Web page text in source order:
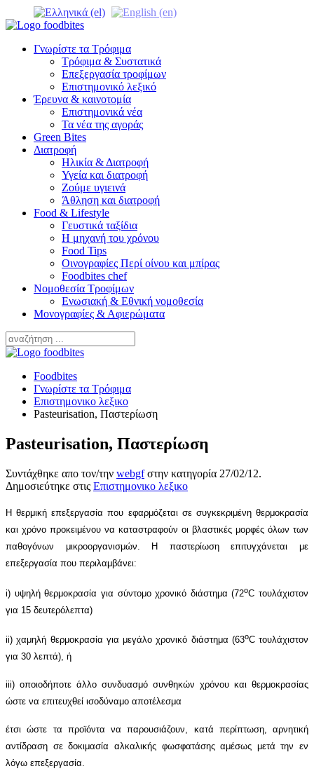
Γνωρίστε τα Τρόφιμα
Τρόφιμα & Συστατικά
Επεξεργασία τροφίμων
Επιστημονικό λεξικό
Έρευνα & καινοτομία
Επιστημονικά νέα
Τα νέα της αγοράς
Green Bites
Διατροφή
Ηλικία & Διατροφή
Υγεία και διατροφή
Ζούμε υγιεινά
Άθληση και διατροφή
Food & Lifestyle
Γευστικά ταξίδια
Η μηχανή του χρόνου
Food Tips
Οινογραφίες Περί οίνου και μπίρας
Foodbites chef
Νομοθεσία Τροφίμων
Ενωσιακή & Εθνική νομοθεσία
Μονογραφίες & Αφιερώματα
Foodbites
Γνωρίστε τα Τρόφιμα
Επιστημονικο λεξικο
Pasteurisation, Παστερίωση
Pasteurisation, Παστερίωση
Συντάχθηκε απο τον/την webgfστην κατηγορία 27/02/12.
Δημοσιεύτηκε στις Επιστημονικο λεξικο
Η θερμική επεξεργασία που εφαρμόζεται σε συγκεκριμένη θερμοκρασία
και χρόνο προκειμένου να καταστραφούν οι βλαστικές μορφές όλων των
παθογόνων μικροοργανισμών.
Η παστερίωση επιτυγχάνεται με
επεξεργασία που περιλαμβάνει:
i) υψηλή θερμοκρασία για σύντομο χρονικό διάστημα (72oC τουλάχιστον
για 15 δευτερόλεπτα)
ii) χαμηλή θερμοκρασία για μεγάλο χρονικό διάστημα (63oC τουλάχιστον
για 30 λεπτά), ή
iii) οποιοδήποτε άλλο συνδυασμό συνθηκών χρόνου και θερμοκρασίας
ώστε να επιτευχθεί ισοδύναμο αποτέλεσμα
έτσι ώστε τα προϊόντα να παρουσιάζουν, κατά περίπτωση, αρνητική
αντίδραση σε δοκιμασία αλκαλικής φωσφατάσης αμέσως μετά την εν
λόγω επεξεργασία.